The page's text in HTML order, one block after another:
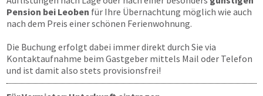
Pension bei Leoben für Ihre Übernachtung möglich wie auch
nach dem Preis einer schönen Ferienwohnung.
Die Buchung erfolgt dabei immer direkt durch Sie via
Kontaktaufnahme beim Gastgeber mittels Mail oder Telefon
und ist damit also stets provisionsfrei!